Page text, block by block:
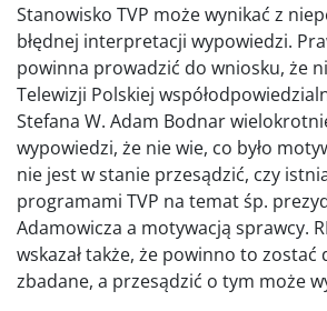
Stanowisko TVP może wynikać z
błędnej interpretacji wypowiedzi.
powinna prowadzić do wniosku, że
Telewizji Polskiej
Stefana W. Adam Bodnar
wypowiedzi, że nie wie, co było
nie jest w stanie przesądzić, czy
programami TVP na temat śp.
Adamowicza a motywacją sprawcy.
wskazał także, że powinno to zostać
zbadane, a przesądzić o tym może